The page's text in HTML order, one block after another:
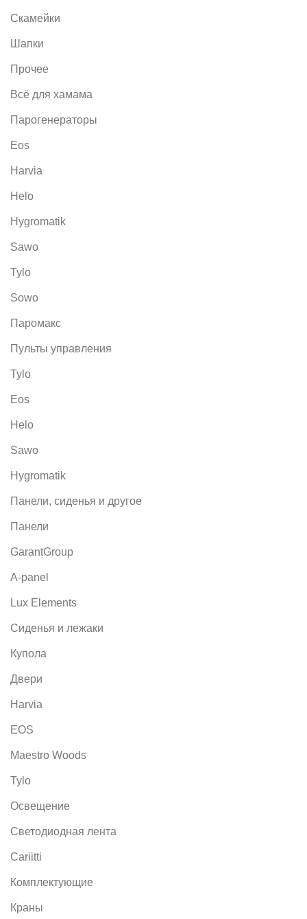
Скамейки
Шапки
Прочее
Всё для хамама
Парогенераторы
Eos
Harvia
Helo
Hygromatik
Sawo
Tylo
Sowo
Паромакс
Пульты управления
Tylo
Eos
Helo
Sawo
Hygromatik
Панели, сиденья и другое
Панели
GarantGroup
A-panel
Lux Elements
Сиденья и лежаки
Купола
Двери
Harvia
EOS
Maestro Woods
Tylo
Освещение
Светодиодная лента
Cariitti
Комплектующие
Краны